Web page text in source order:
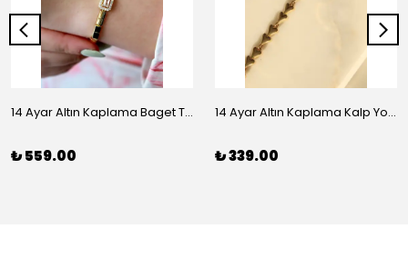
14 Ayar Altın Kaplama Baget Taşlı Vip Bileklik
₺ 559.00
14 Ayar Altın Kaplama Kalp Yolu Bileklik
₺ 339.00